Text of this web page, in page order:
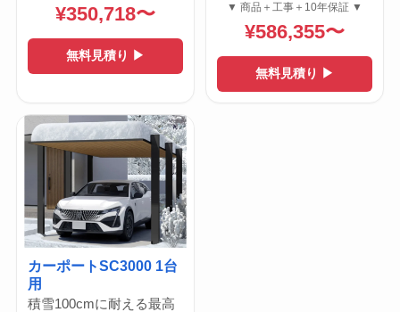
¥350,718〜
無料見積り ▶
▼ 商品＋工事＋10年保証 ▼
¥586,355〜
無料見積り ▶
カーポートSC3000 1台
用
積雪100cmに耐える最高